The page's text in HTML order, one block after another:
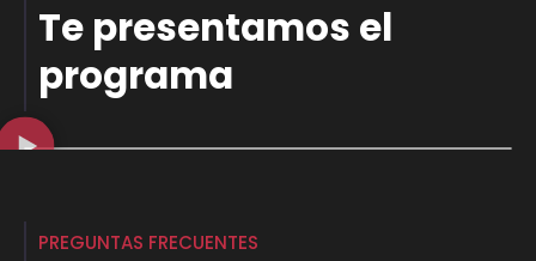
Te presentamos el
programa
PREGUNTAS FRECUENTES